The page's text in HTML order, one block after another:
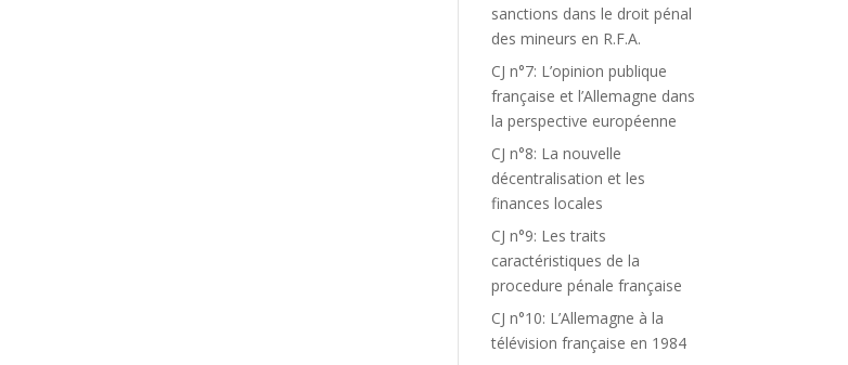
sanctions dans le droit pénal
des mineurs en R.F.A.
CJ n°7: L’opinion publique
française et l’Allemagne dans
la perspective européenne
CJ n°8: La nouvelle
décentralisation et les
finances locales
CJ n°9: Les traits
caractéristiques de la
procedure pénale française
CJ n°10: L’Allemagne à la
télévision française en 1984